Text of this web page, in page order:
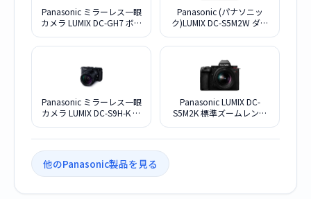
Panasonic ミラーレス一眼
カメラ LUMIX DC-GH7 ボデ
Panasonic (パナソニッ
ク)LUMIX DC-S5M2W ダブ
Panasonic ミラーレス一眼
カメラ LUMIX DC-S9H-K 高
Panasonic LUMIX DC-
S5M2K 標準ズームレンズ
他のPanasonic製品を見る